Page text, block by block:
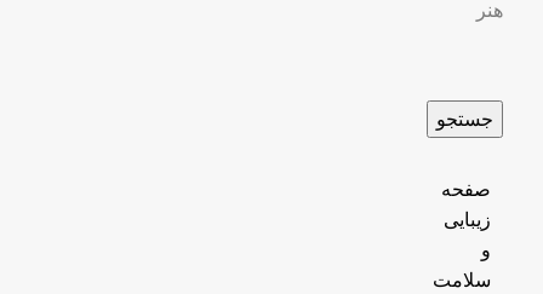
هنر
جستجو
صفحه
زیبایی
و
سلامت